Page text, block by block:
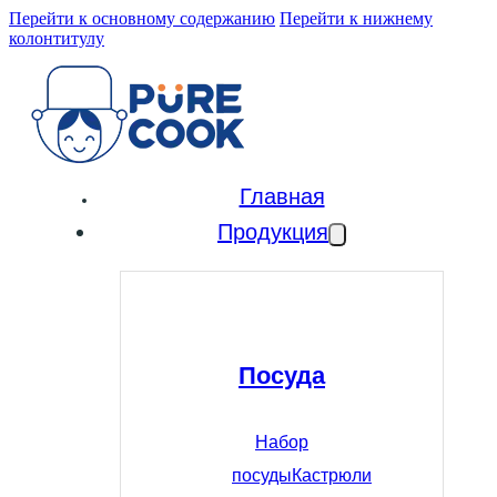
Перейти к основному содержанию Перейти к нижнему
колонтитулу
Главная
Продукция
Посуда
Набор
посудыКастрюли